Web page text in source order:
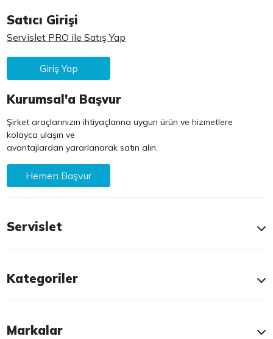
Satıcı Girişi
Servislet PRO ile Satış Yap
Giriş Yap
Kurumsal'a Başvur
Şirket araçlarınızın ihtiyaçlarına uygun ürün ve hizmetlere
kolayca ulaşın ve
avantajlardan yararlanarak satın alın.
Hemen Başvur
Servislet
Kategoriler
Markalar